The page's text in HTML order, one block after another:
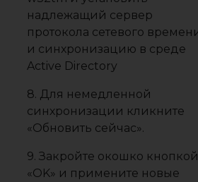
8. Для немедленной
синхронизации кликните
«Обновить сейчас».
9. Закройте окошко кнопкой
«OK» и примените новые